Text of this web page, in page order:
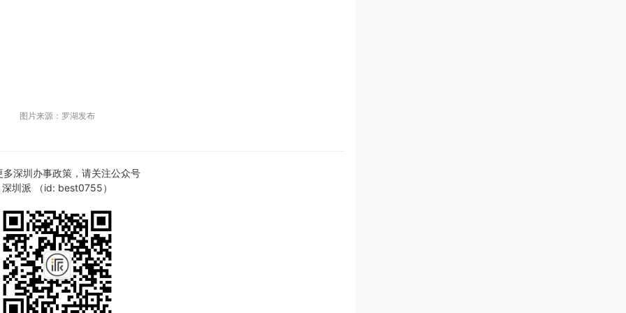
图片来源：罗湖发布
多深圳办事政策，请关注公众号
深圳派 （id: best0755）